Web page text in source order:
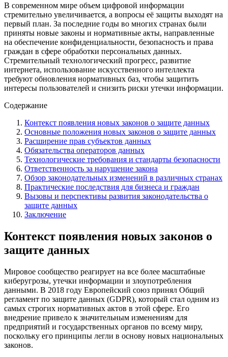
В современном мире объем цифровой информации
стремительно увеличивается, а вопросы её защиты выходят на
первый план. За последние годы во многих странах были
приняты новые законы и нормативные акты, направленные
на обеспечение конфиденциальности, безопасность и права
граждан в сфере обработки персональных данных.
Стремительный технологический прогресс, развитие
интернета, использование искусственного интеллекта
требуют обновления нормативных баз, чтобы защитить
интересы пользователей и снизить риски утечки информации.
Содержание
Контекст появления новых законов о защите данных
Основные положения новых законов о защите данных
Расширение прав субъектов данных
Обязательства операторов данных
Технологические требования и стандарты безопасности
Ответственность за нарушение закона
Обзор законодательных изменений в различных странах
Практические последствия для бизнеса и граждан
Вызовы и перспективы развития законодательства о
защите данных
Заключение
Контекст появления новых законов о
защите данных
Мировое сообщество реагирует на все более масштабные
киберугрозы, утечки информации и злоупотребления
данными. В 2018 году Европейский союз принял Общий
регламент по защите данных (GDPR), который стал одним из
самых строгих нормативных актов в этой сфере. Его
внедрение привело к значительным изменениям для
предприятий и государственных органов по всему миру,
поскольку его принципы легли в основу новых национальных
законов.